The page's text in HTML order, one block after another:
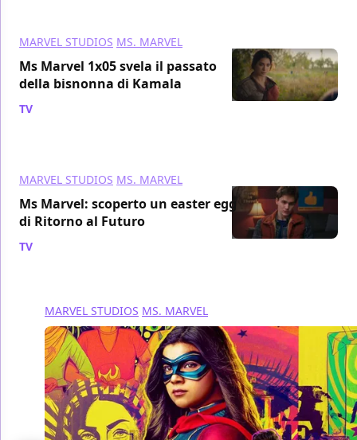
MARVEL STUDIOS MS. MARVEL
Ms Marvel 1x05 svela il passato
della bisnonna di Kamala
TV
MARVEL STUDIOS MS. MARVEL
Ms Marvel: scoperto un easter egg
di Ritorno al Futuro
TV
MARVEL STUDIOS MS. MARVEL